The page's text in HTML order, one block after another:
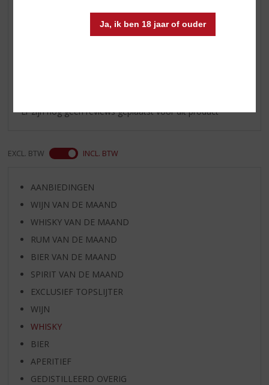
Ja, ik ben 18 jaar of ouder
Er zijn nog geen reviews geplaatst voor dit product
EXCL. BTW INCL. BTW
AANBIEDINGEN
WIJN VAN DE MAAND
WHISKY VAN DE MAAND
RUM VAN DE MAAND
BIER VAN DE MAAND
SPIRIT VAN DE MAAND
EXCLUSIEF TOPSLIJTER
WIJN
WHISKY
BIER
APERITIEF
GEDISTILLEERD OVERIG